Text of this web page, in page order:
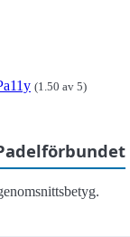
(1.50 av 5)